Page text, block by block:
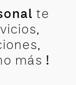
te
más !